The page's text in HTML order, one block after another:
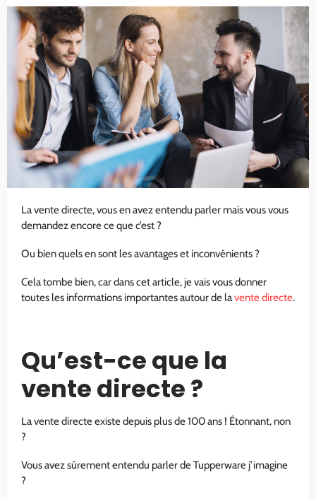
La vente directe, vous en avez entendu parler mais vous vous
demandez encore ce que c’est ?
Ou bien quels en sont les avantages et inconvénients ?
Cela tombe bien, car dans cet article, je vais vous donner
toutes les informations importantes autour de lavente directe.
Qu’est-ce que la
vente directe ?
La vente directe existe depuis plus de 100 ans ! Étonnant, non
?
Vous avez sûrement entendu parler de Tupperware j’imagine
?